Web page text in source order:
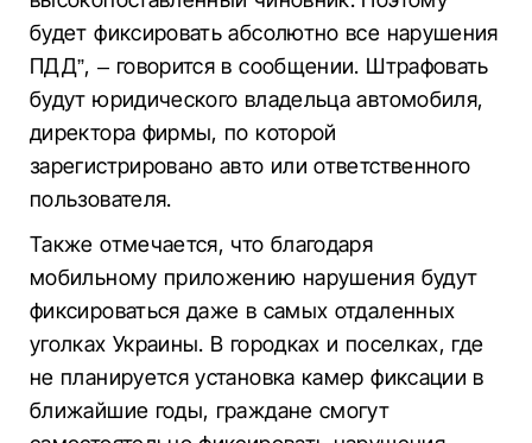
будет фиксировать абсолютно все нарушения
ПДД”, – говорится в сообщении. Штрафовать
будут юридического владельца автомобиля,
директора фирмы, по которой
зарегистрировано авто или ответственного
пользователя.
Также отмечается, что благодаря
мобильному приложению нарушения будут
фиксироваться даже в самых отдаленных
уголках Украины. В городках и поселках, где
не планируется установка камер фиксации в
ближайшие годы, граждане смогут